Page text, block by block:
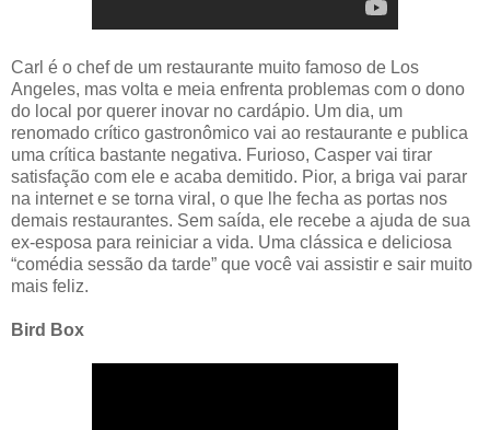
Carl é o chef de um restaurante muito famoso de Los
Angeles, mas volta e meia enfrenta problemas com o dono
do local por querer inovar no cardápio. Um dia, um
renomado crítico gastronômico vai ao restaurante e publica
uma crítica bastante negativa. Furioso, Casper vai tirar
satisfação com ele e acaba demitido. Pior, a briga vai parar
na internet e se torna viral, o que lhe fecha as portas nos
demais restaurantes. Sem saída, ele recebe a ajuda de sua
ex-esposa para reiniciar a vida. Uma clássica e deliciosa
“comédia sessão da tarde” que você vai assistir e sair muito
mais feliz.
Bird Box